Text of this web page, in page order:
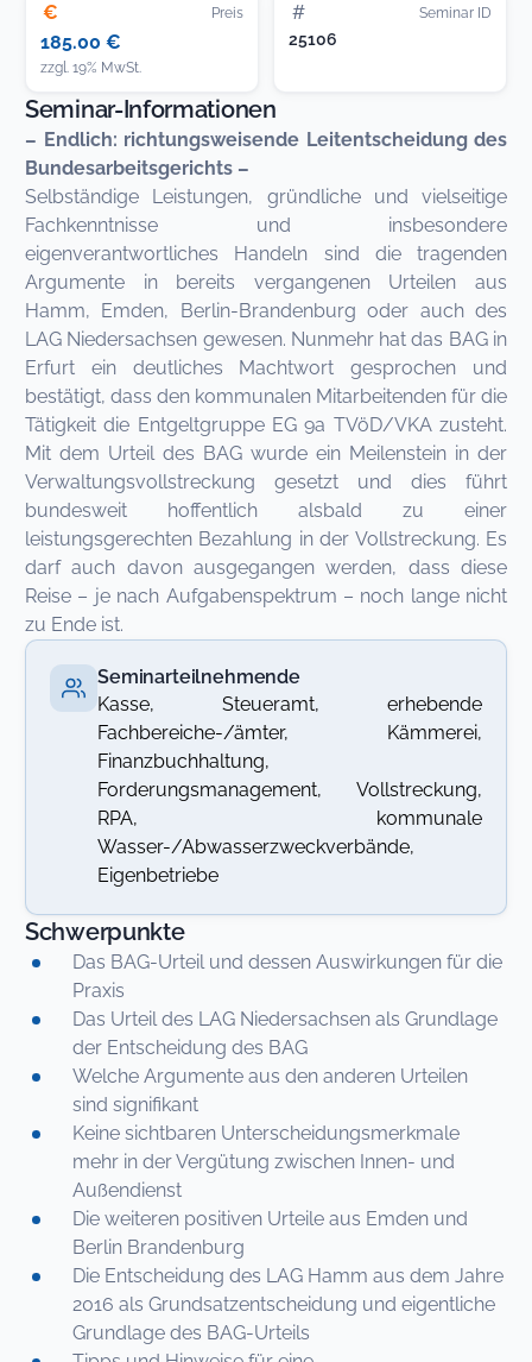
€ Preis
185.00 €
zzgl. 19% MwSt.
# Seminar ID
25106
Seminar-Informationen
– Endlich: richtungsweisende Leitentscheidung des
Bundesarbeitsgerichts –
Selbständige Leistungen, gründliche und vielseitige
Fachkenntnisse und insbesondere
eigenverantwortliches Handeln sind die tragenden
Argumente in bereits vergangenen Urteilen aus
Hamm, Emden, Berlin-Brandenburg oder auch des
LAG Niedersachsen gewesen. Nunmehr hat das BAG in
Erfurt ein deutliches Machtwort gesprochen und
bestätigt, dass den kommunalen Mitarbeitenden für die
Tätigkeit die Entgeltgruppe EG 9a TVöD/VKA zusteht.
Mit dem Urteil des BAG wurde ein Meilenstein in der
Verwaltungsvollstreckung gesetzt und dies führt
bundesweit hoffentlich alsbald zu einer
leistungsgerechten Bezahlung in der Vollstreckung. Es
darf auch davon ausgegangen werden, dass diese
Reise – je nach Aufgabenspektrum – noch lange nicht
zu Ende ist.
Seminarteilnehmende
Kasse, Steueramt, erhebende
Fachbereiche-/ämter, Kämmerei,
Finanzbuchhaltung,
Forderungsmanagement, Vollstreckung,
RPA, kommunale
Wasser-/Abwasserzweckverbände,
Eigenbetriebe
Schwerpunkte
Das BAG-Urteil und dessen Auswirkungen für die
Praxis
Das Urteil des LAG Niedersachsen als Grundlage
der Entscheidung des BAG
Welche Argumente aus den anderen Urteilen
sind signifikant
Keine sichtbaren Unterscheidungsmerkmale
mehr in der Vergütung zwischen Innen- und
Außendienst
Die weiteren positiven Urteile aus Emden und
Berlin Brandenburg
Die Entscheidung des LAG Hamm aus dem Jahre
2016 als Grundsatzentscheidung und eigentliche
Grundlage des BAG-Urteils